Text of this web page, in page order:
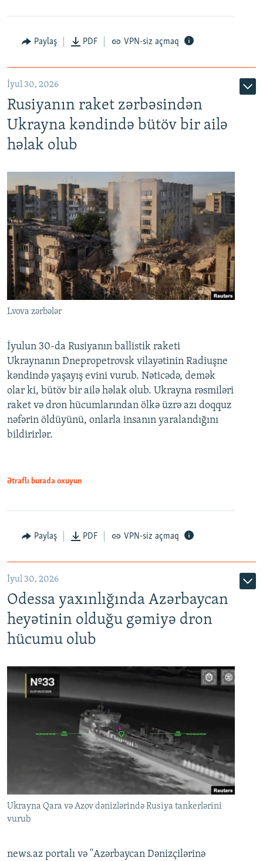
Paylaş PDF VPN-siz açmaq
İyul 30, 2026
Rusiyanın raket zərbəsindən
Ukrayna kəndində bütöv bir ailə
həlak olub
Lvova zərbələr
İyulun 30-da Rusiyanın ballistik raketi
Ukraynanın Dnepropetrovsk vilayətinin Radiuşne
kəndində yaşayış evini vurub. Nəticədə, demək
olar ki, bütöv bir ailə həlak olub. Ukrayna rəsmiləri
raket və dron hücumlarından ölkə üzrə azı doqquz
nəfərin öldüyünü, onlarla insanın yaralandığını
bildirirlər.
Ətraflı burada oxuyun
Paylaş PDF VPN-siz açmaq
İyul 30, 2026
Odessa yaxınlığında Azərbaycan
heyətinin olduğu gəmiyə dron
hücumu olub
Ukrayna Qara və Azov dənizlərində Rusiya tankerlərini
vurub
news.az portalı və "Azərbaycan Dənizçilərinə